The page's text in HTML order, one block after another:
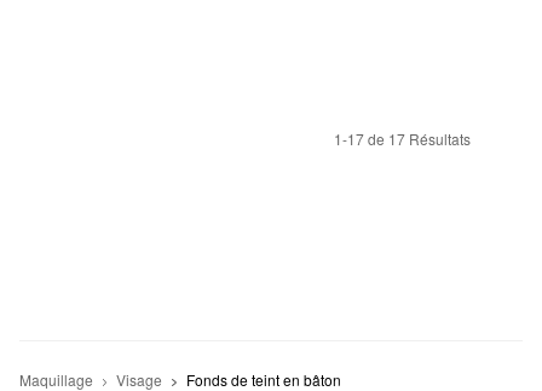
1-17 de 17 Résultats
Maquillage Visage Fonds de teint en bâton